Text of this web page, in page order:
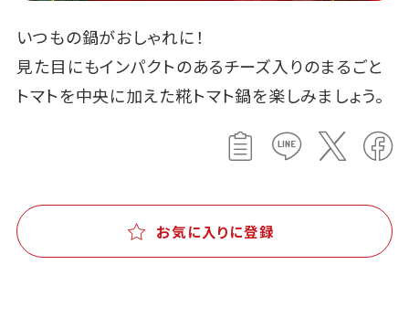
いつもの鍋がおしゃれに！
見た目にもインパクトのあるチーズ入りのまるごと
トマトを中央に加えた糀トマト鍋を楽しみましょう。
お気に入りに登録